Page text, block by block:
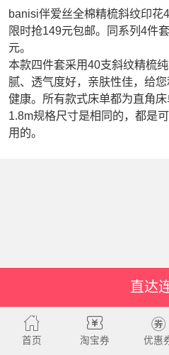
banisi伴爱丝全棉精梳斜纹印花
限时抢149元包邮。同系列4件
元。
本款四件套采用40支斜纹精梳
腻、透气度好，亲肤性佳，给
健康。所有款式床单都为直角
1.8m规格尺寸是相同的，都是
用的。
直达
首页 淘宝券 优惠